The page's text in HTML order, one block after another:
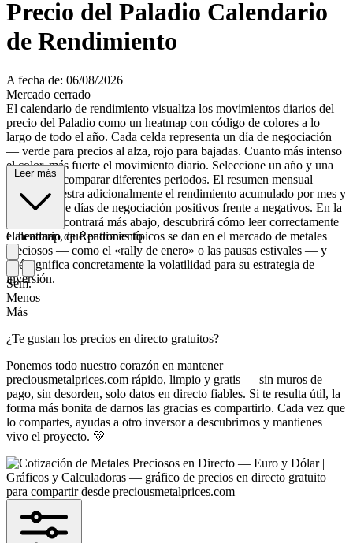
Precio del Paladio Calendario
de Rendimiento
A fecha de: 06/08/2026
Mercado cerrado
El calendario de rendimiento visualiza los movimientos diarios del
precio del Paladio como un heatmap con código de colores a lo
largo de todo el año. Cada celda representa un día de negociación
— verde para precios al alza, rojo para bajadas. Cuanto más intenso
el color, más fuerte el movimiento diario. Seleccione un año y una
divisa para comparar diferentes periodos. El resumen mensual
inferior muestra adicionalmente el rendimiento acumulado por mes y
el número de días de negociación positivos frente a negativos. En la
guía que encontrará más abajo, descubrirá cómo leer correctamente
el heatmap, qué patrones típicos se dan en el mercado de metales
preciosos — como el «rally de enero» o las pausas estivales — y
qué significa concretamente la volatilidad para su estrategia de
inversión.
Calendario de Rendimiento
Sem.
Menos
Más
¿Te gustan los precios en directo gratuitos?
Ponemos todo nuestro corazón en mantener
preciousmetalprices.com rápido, limpio y gratis — sin muros de
pago, sin desorden, solo datos en directo fiables. Si te resulta útil, la
forma más bonita de darnos las gracias es compartirlo. Cada vez que
lo compartes, ayudas a otro inversor a descubrirnos y mantienes
vivo el proyecto. 💛